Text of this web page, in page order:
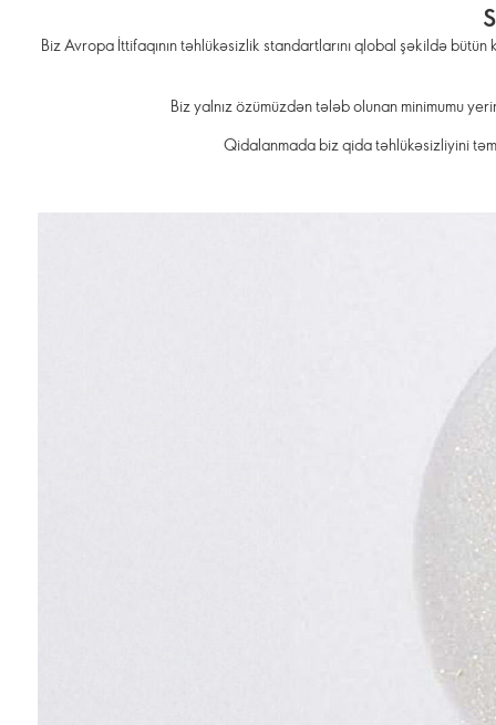
Biz Avropa İttifaqının təhlükəsizlik standartlarını qlobal şəkildə
Biz yalnız özümüzdən tələb olunan minimumu
Qidalanmada biz qida təhlükəsizliyini